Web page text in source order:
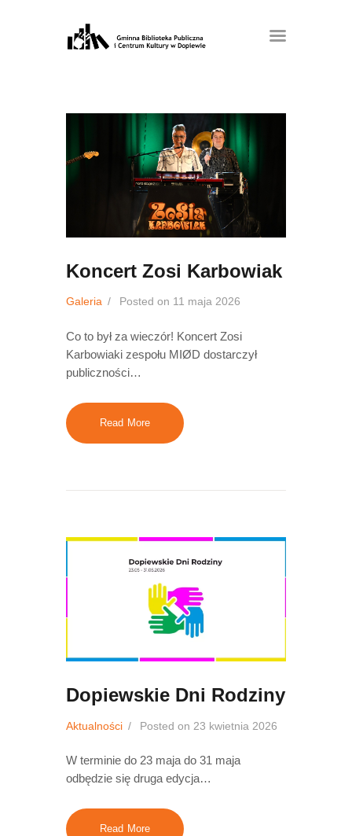
Koncert Zosi Karbowiak
Galeria Posted on 11 maja 2026
Co to był za wieczór! Koncert Zosi
Karbowiaki zespołu MIØD dostarczył
publiczności…
Read More
Dopiewskie Dni Rodziny
Aktualności Posted on 23 kwietnia 2026
W terminie do 23 maja do 31 maja
odbędzie się druga edycja…
Read More